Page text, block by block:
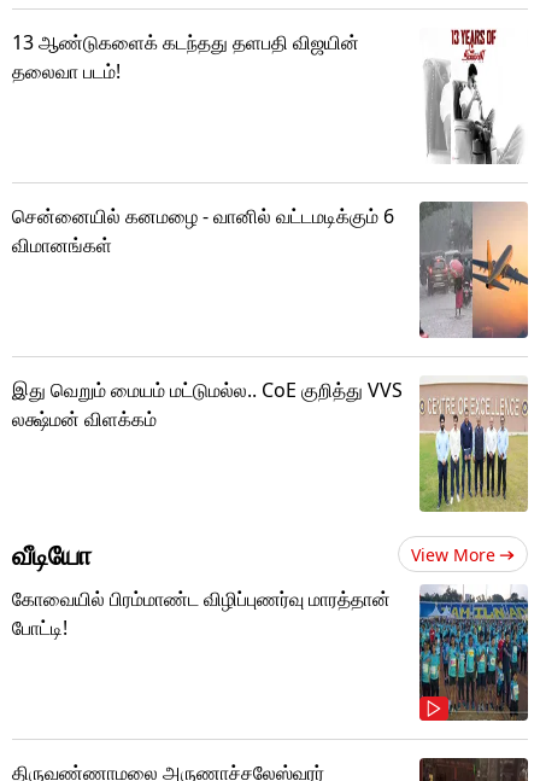
13 ஆண்டுகளைக் கடந்தது தளபதி விஜயின்
தலைவா படம்!
சென்னையில் கனமழை - வானில் வட்டமடிக்கும் 6
விமானங்கள்
இது வெறும் மையம் மட்டுமல்ல.. CoE குறித்து VVS
லக்ஷ்மன் விளக்கம்
வீடியோ View More
கோவையில் பிரம்மாண்ட விழிப்புணர்வு மாரத்தான்
போட்டி!
திருவண்ணாமலை அருணாச்சலேஸ்வரர்